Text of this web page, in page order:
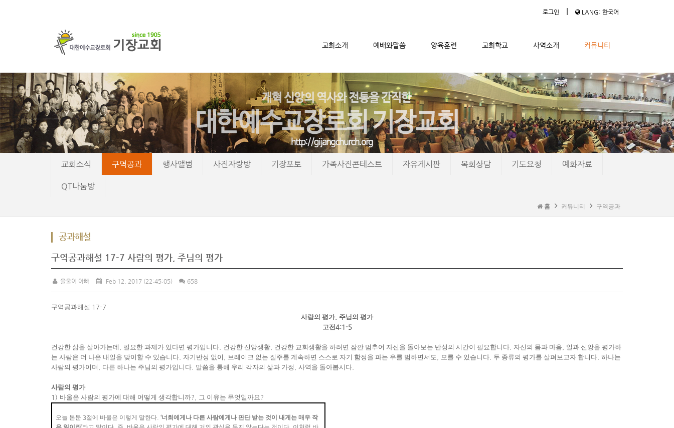
로그인 | LANG: 한국어
교회소개 예배와말씀 양육훈련 교회학교 사역소개 커뮤니티
메뉴 건너뛰기
교회소식 구역공과 행사앨범 사진자랑방 기장포토 가족사진콘테스트 자유게시판 목회상담 기도요청 예화자료
QT나눔방
홈 커뮤니티 구역공과
공과해설
구역공과해설 17-7 사람의 평가, 주님의 평가
울울이 아빠 Feb 12, 2017 (22:45:05) 658
구역공과해설 17-7
사람의 평가, 주님의 평가
고전4:1-5
건강한 삶을 살아가는데 필요한 과제가 있다면 평가입니다 건강한 신앙생활 건강한 교회생활을 하려면 잠깐 멈추어 자신을 돌아보는 반성의 시간이 필요합니다 자신의 몸과 마음
일과 신앙을 평가하
는 사람은 더 나은 내일을 맞이할 수 있습니다 자기반성 없이 브레이크 없는 질주를 계속하면 스스로 자기 함정을 파는 우를 범하면서도 모를 수 있습니다 두 종류의 평가를 살펴보고자 합니다 하나는
사람의 평가이며
다른 하나는 주님의 평가입니다 말씀을 통해 우리 각자의 삶과 가정 사역을 돌아봅시다
사람의 평가
1) 바울은 사람의 평가에 대해 어떻게 생각합니까?, 그 이유는 무엇일까요?
오늘 본문 3절에 바울은 이렇게 말한다. ‘너희에게나 다른 사람에게나 판단 받는 것이 내게는 매우 작